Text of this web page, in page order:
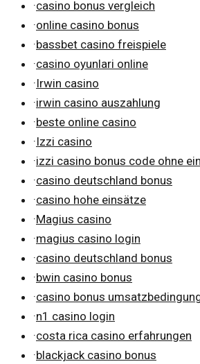
·casino bonus vergleich
·online casino bonus
·bassbet casino freispiele
·casino oyunlari online
·Irwin casino
·irwin casino auszahlung
·beste online casino
·Izzi casino
·izzi casino bonus code ohne
·casino deutschland bonus
·casino hohe einsätze
·Magius casino
·magius casino login
·casino deutschland bonus
·bwin casino bonus
·casino bonus
·n1 casino login
·costa rica casino erfahrungen
·blackjack casino bonus